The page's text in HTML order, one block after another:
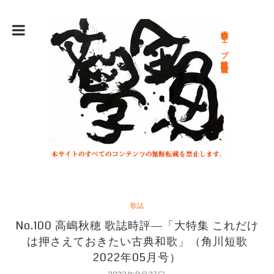
総合文学ウェブ情報誌 文学金魚
歌誌
No.100 高嶋秋穂 歌誌時評―「大特集 これだけ
は押さえておきたい古典和歌」（角川短歌
2022年05月号）